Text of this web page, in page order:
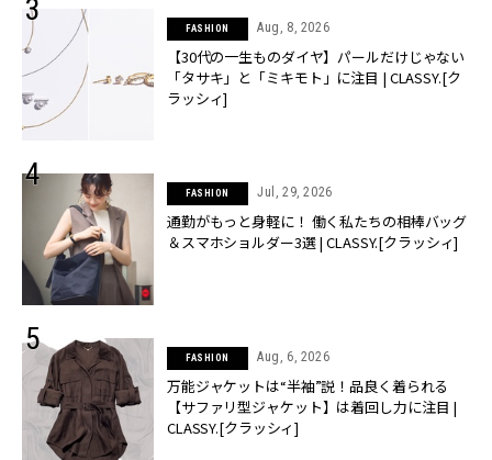
FASHION Aug, 8, 2026
【30代の一生ものダイヤ】パールだけじゃない
「タサキ」と「ミキモト」に注目 | CLASSY.[ク
ラッシィ]
FASHION Jul, 29, 2026
通勤がもっと身軽に！ 働く私たちの相棒バッグ
＆スマホショルダー3選 | CLASSY.[クラッシィ]
FASHION Aug, 6, 2026
万能ジャケットは“半袖”説！品良く着られる
【サファリ型ジャケット】は着回し力に注目 |
CLASSY.[クラッシィ]